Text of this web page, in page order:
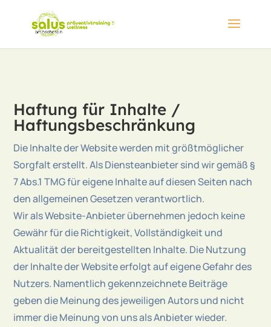
Haftung für Inhalte /
Haftungsbeschränkung
Die Inhalte der Website werden mit größtmöglicher
Sorgfalt erstellt. Als Diensteanbieter sind wir gemäß §
7 Abs.1 TMG für eigene Inhalte auf diesen Seiten nach
den allgemeinen Gesetzen verantwortlich.
Wir als Website-Anbieter übernehmen jedoch keine
Gewähr für die Richtigkeit, Vollständigkeit und
Aktualität der bereitgestellten Inhalte. Die Nutzung
der Inhalte der Website erfolgt auf eigene Gefahr des
Nutzers. Namentlich gekennzeichnete Beiträge
geben die Meinung des jeweiligen Autors und nicht
immer die Meinung von uns als Anbieter wieder.